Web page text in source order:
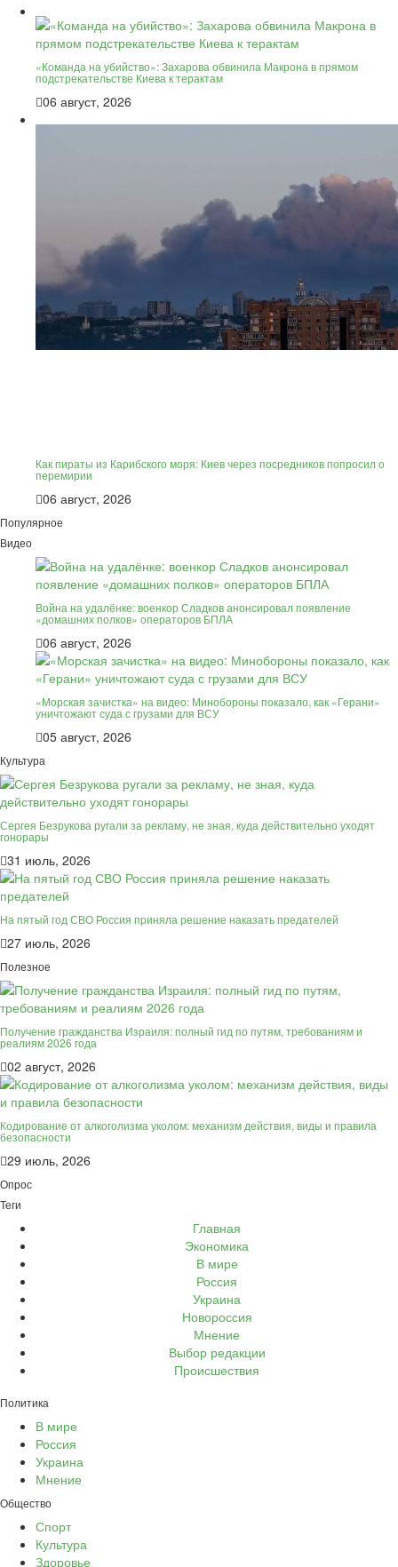
«Команда на убийство»: Захарова обвинила Макрона в прямом
подстрекательстве Киева к терактам
06 август, 2026
Как пираты из Карибского моря: Киев через посредников попросил о
перемирии
06 август, 2026
Популярное
Видео
Война на удалёнке: военкор Сладков анонсировал появление
«домашних полков» операторов БПЛА
06 август, 2026
«Морская зачистка» на видео: Минобороны показало, как «Герани»
уничтожают суда с грузами для ВСУ
05 август, 2026
Культура
Сергея Безрукова ругали за рекламу, не зная, куда действительно уходят
гонорары
31 июль, 2026
На пятый год СВО Россия приняла решение наказать предателей
27 июль, 2026
Полезное
Получение гражданства Израиля: полный гид по путям, требованиям и
реалиям 2026 года
02 август, 2026
Кодирование от алкоголизма уколом: механизм действия, виды и правила
безопасности
29 июль, 2026
Опрос
Теги
Главная
Экономика
В мире
Россия
Украина
Новороссия
Мнение
Выбор редакции
Происшествия
Политика
В мире
Россия
Украина
Мнение
Общество
Спорт
Культура
Здоровье